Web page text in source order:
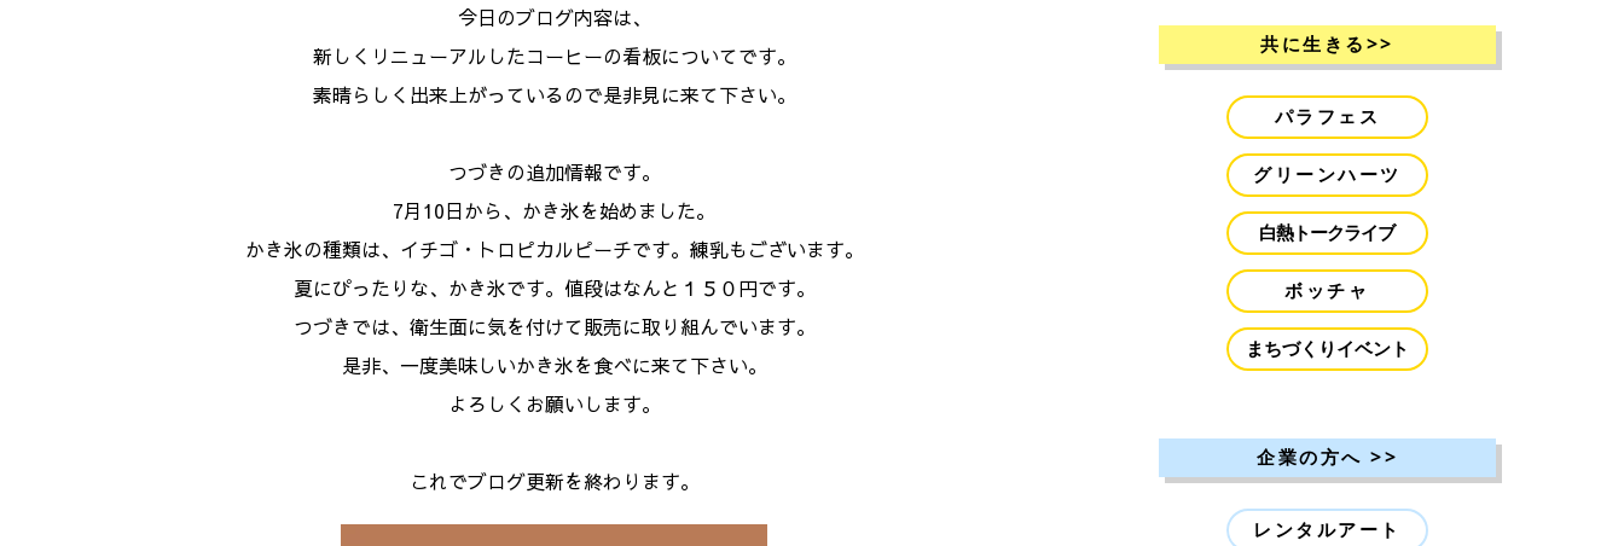
今日のブログ内容は、
新しくリニューアルしたコーヒーの看板についてです。
素晴らしく出来上がっているので是非見に来て下さい。
つづきの追加情報です。
7月10日から、かき氷を始めました。
かき氷の種類は、イチゴ・トロピカルピーチです。練乳もございます。
夏にぴったりな、かき氷です。値段はなんと１５０円です。
つづきでは、衛生面に気を付けて販売に取り組んでいます。
是非、一度美味しいかき氷を食べに来て下さい。
よろしくお願いします。
これでブログ更新を終わります。
共に生きる>>
パラフェス
グリーンハーツ
白熱トークライブ
ボッチャ
まちづくりイベント
企業の方へ >>
レンタルアート